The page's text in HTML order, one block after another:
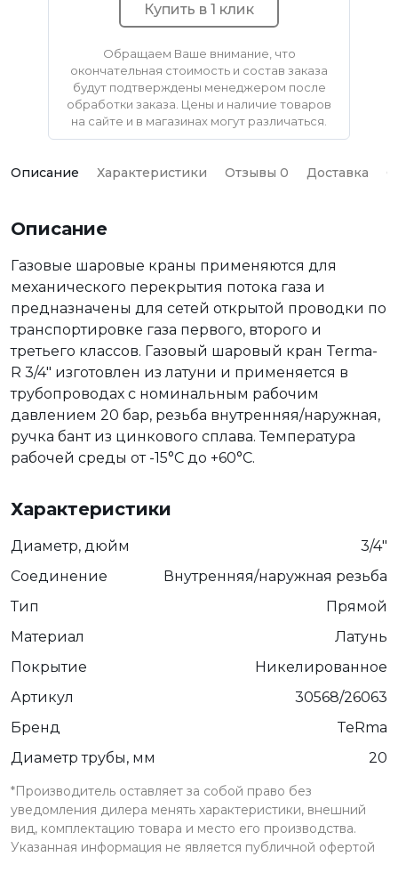
Купить в 1 клик
Обращаем Ваше внимание, что
окончательная стоимость и состав заказа
будут подтверждены менеджером после
обработки заказа. Цены и наличие товаров
на сайте и в магазинах могут различаться.
Описание Характеристики Отзывы 0 Доставка
Описание
Газовые шаровые краны применяются для
механического перекрытия потока газа и
предназначены для сетей открытой проводки по
транспортировке газа первого, второго и
третьего классов. Газовый шаровый кран Terma-
R 3/4" изготовлен из латуни и применяется в
трубопроводах с номинальным рабочим
давлением 20 бар, резьба внутренняя/наружная,
ручка бант из цинкового сплава. Температура
рабочей среды от -15°С до +60°С.
Характеристики
Диаметр, дюйм
3/4"
Соединение
Внутренняя/наружная резьба
Тип
Прямой
Материал
Латунь
Покрытие
Никелированное
Артикул
30568/26063
Бренд
TeRma
Диаметр трубы, мм
20
*Производитель оставляет за собой право без
уведомления дилера менять характеристики, внешний
вид, комплектацию товара и место его производства.
Указанная информация не является публичной офертой